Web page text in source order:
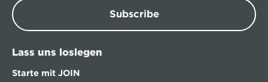
Subscribe
Lass uns loslegen
Starte mit JOIN